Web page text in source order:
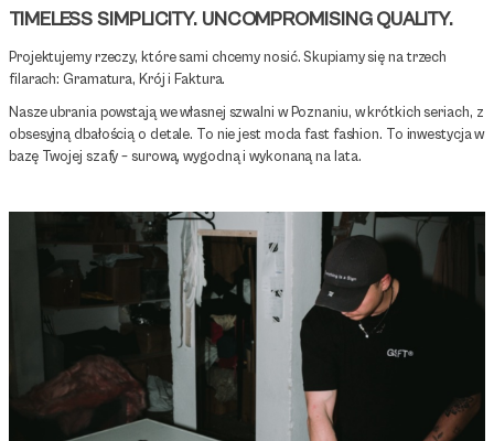
TIMELESS SIMPLICITY. UNCOMPROMISING QUALITY.
Projektujemy rzeczy, które sami chcemy nosić. Skupiamy się na trzech
filarach: Gramatura, Krój i Faktura.
Nasze ubrania powstają we własnej szwalni w Poznaniu, w krótkich seriach, z
obsesyjną dbałością o detale. To nie jest moda fast fashion. To inwestycja w
bazę Twojej szafy – surową, wygodną i wykonaną na lata.